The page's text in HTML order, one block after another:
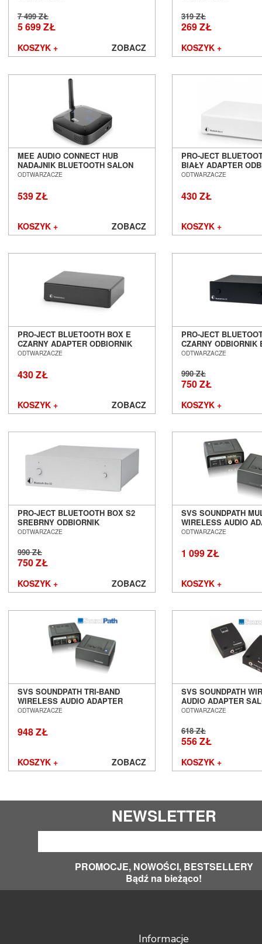
7 499 ZŁ
5 699 ZŁ
KOSZYK + ZOBACZ
319 ZŁ
269 ZŁ
KOSZYK +
MEE AUDIO CONNECT HUB
NADAJNIK BLUETOOTH SALON
POZNAŃ WROCŁAW
ODTWARZACZE
539 ZŁ
KOSZYK + ZOBACZ
PRO-JECT
BIAŁY ADAPTER
BLUETOOTH SALON
ODTWARZACZE
430 ZŁ
KOSZYK +
PRO-JECT BLUETOOTH BOX E
CZARNY ADAPTER ODBIORNIK
BLUETOOTH SALON POZNAŃ
ODTWARZACZE
430 ZŁ
KOSZYK + ZOBACZ
PRO-JECT
CZARNY ODBIORNIK
SALON POZNAŃ
ODTWARZACZE
990 ZŁ
750 ZŁ
KOSZYK +
PRO-JECT BLUETOOTH BOX S2
SREBRNY ODBIORNIK
BLUETOOTH SALON POZNAŃ
ODTWARZACZE
990 ZŁ
750 ZŁ
KOSZYK + ZOBACZ
SVS SOUNDPATH
WIRELESS AUDIO
BEZPRZEWODOWY
WROCŁAW
ODTWARZACZE
1 099 ZŁ
KOSZYK +
SVS SOUNDPATH TRI-BAND
WIRELESS AUDIO ADAPTER
SALON POZNAŃ WROCŁAW
ODTWARZACZE
948 ZŁ
KOSZYK + ZOBACZ
SVS SOUNDPATH
AUDIO ADAPTER
WROCŁAW
ODTWARZACZE
618 ZŁ
556 ZŁ
KOSZYK +
NEWSLETTER
PROMOCJE, NOWOŚCI, BESTSELLERY
Bądź na bieżąco!
Informacje